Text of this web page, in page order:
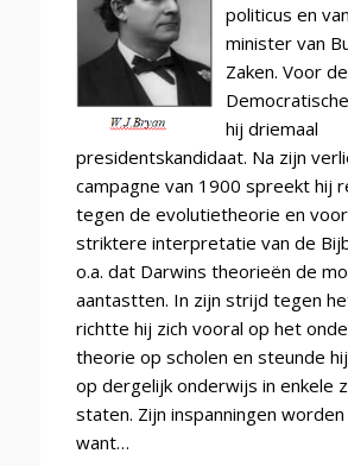
politicus en
minister van
Zaken. Voor de
hij driemaal
presidentskandidaat. Na zijn
campagne van 1900 spreekt hij
tegen de evolutietheorie en
striktere interpretatie van de
o.a. dat Darwins theorieën de
aantastten. In zijn strijd tegen
richtte hij zich vooral op het
theorie op scholen en steunde
op dergelijk onderwijs in enkele
staten. Zijn inspanningen
want…